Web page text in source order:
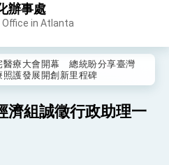
辦事處
in Atlanta
深化台美交流合作
醫療大會開幕 總統盼分享臺灣
護發展開創新里程碑
與健康產業展」預告短片，向
護全球健康的創新能量
尼返國談話 強調臺灣人有權利
濟組誠徵行政助理一